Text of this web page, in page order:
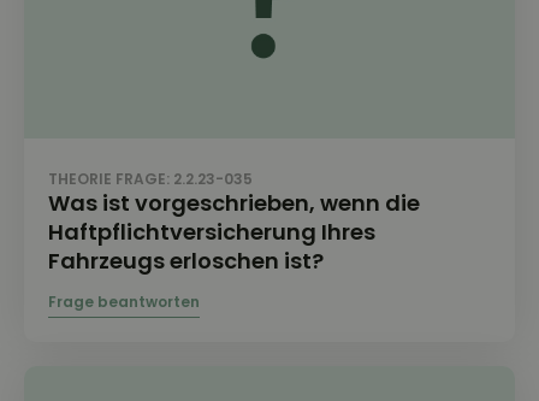
THEORIE FRAGE: 2.2.23-035
Was ist vorgeschrieben, wenn die
Haftpflichtversicherung Ihres
Fahrzeugs erloschen ist?